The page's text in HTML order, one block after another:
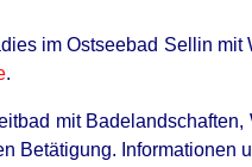
im Ostseebad Sellin mit
.
mit
Betätigung. Informationen